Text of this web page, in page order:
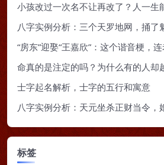
小孩改过一次名不让再改了？人一生
八字实例分析：三个天罗地网，捅了
“房东”迎娶“王嘉欣”：这个谐音梗，
命真的是注定的吗？为什么有的人却
士字起名解析，士字的五行和寓意
八字实例分析：天元坐杀正财当令，
标签